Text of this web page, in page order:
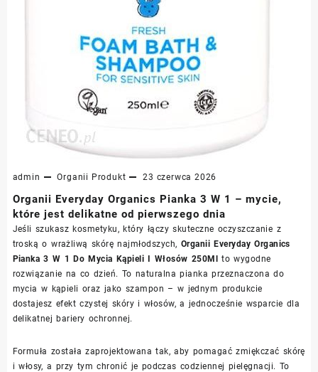
admin Organii Produkt 23 czerwca 2026
Organii Everyday Organics Pianka 3 W 1 – mycie,
które jest delikatne od pierwszego dnia
Jeśli szukasz kosmetyku, który łączy skuteczne oczyszczanie z
troską o wrażliwą skórę najmłodszych, Organii Everyday Organics
Pianka 3 W 1 Do Mycia Kąpieli I Włosów 250Ml to wygodne
rozwiązanie na co dzień. To naturalna pianka przeznaczona do
mycia w kąpieli oraz jako szampon – w jednym produkcie
dostajesz efekt czystej skóry i włosów, a jednocześnie wsparcie dla
delikatnej bariery ochronnej.
Formuła została zaprojektowana tak, aby pomagać zmiękczać skórę
i włosy, a przy tym chronić je podczas codziennej pielęgnacji. To